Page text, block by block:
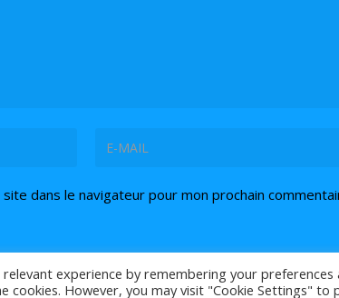
dans le navigateur pour mon prochain
experience by remembering your preferences
cookies. However, you may visit "Cookie Settings"